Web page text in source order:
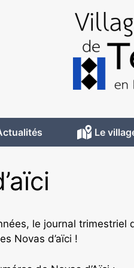
Le
le journal
Novas d’aïci !